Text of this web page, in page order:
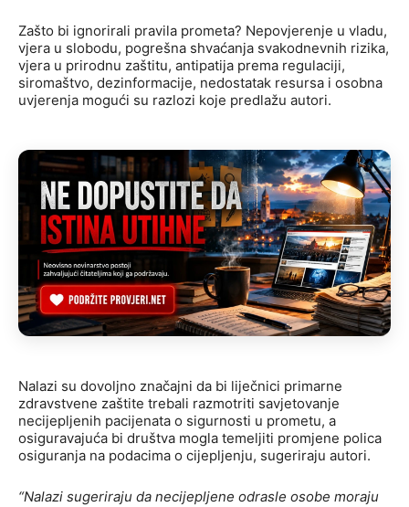
Zašto bi ignorirali pravila prometa? Nepovjerenje u vladu,
vjera u slobodu, pogrešna shvaćanja svakodnevnih rizika,
vjera u prirodnu zaštitu, antipatija prema regulaciji,
siromaštvo, dezinformacije, nedostatak resursa i osobna
uvjerenja mogući su razlozi koje predlažu autori.
Nalazi su dovoljno značajni da bi liječnici primarne
zdravstvene zaštite trebali razmotriti savjetovanje
necijepljenih pacijenata o sigurnosti u prometu, a
osiguravajuća bi društva mogla temeljiti promjene polica
osiguranja na podacima o cijepljenju, sugeriraju autori.
“Nalazi sugeriraju da necijepljene odrasle osobe moraju